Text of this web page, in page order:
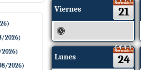
2026)
2026)
Viernes
Noviembre
21
Lunes
Noviembre
24